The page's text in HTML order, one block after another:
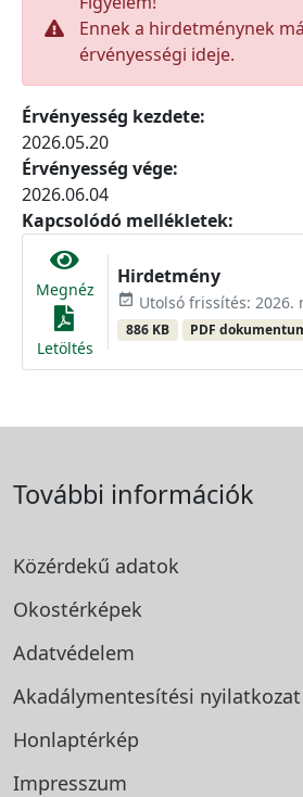
Ennek a hirdetménynek
érvényességi ideje.
Érvényesség kezdete:
2026.05.20
Érvényesség vége:
2026.06.04
Kapcsolódó mellékletek:
Megnéz
Letöltés
Hirdetmény
event_available Utolsó frissítés: 2026.
886 KB PDF
További információk
Közérdekű adatok
Okostérképek
Adatvédelem
Akadálymentesítési nyilatkozat
Honlaptérkép
Impresszum